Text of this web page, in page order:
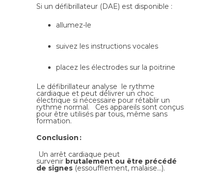
Si un défibrillateur (DAE) est disponible :
allumez-le
suivez les instructions vocales
placez les électrodes sur la poitrine
Le défibrillateur analyse le rythme
cardiaque et peut délivrer un choc
électrique si nécessaire pour rétablir un
rythme normal. Ces appareils sont conçus
pour être utilisés par tous, même sans
formation.
Conclusion :
Un arrêt cardiaque peut
survenir brutalement ou être précédé
de signes (essoufflement, malaise…).